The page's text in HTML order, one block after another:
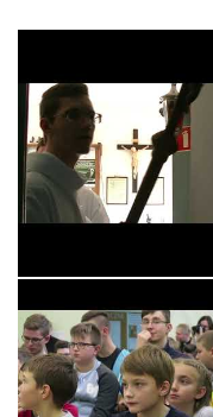
Króluj nam Chryste -
Służba Liturg…